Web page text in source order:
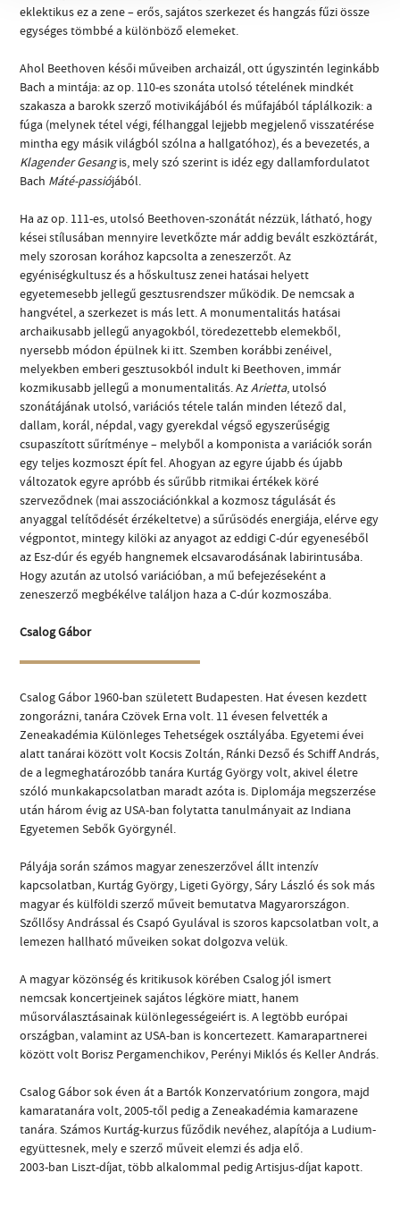
eklektikus ez a zene – erős, sajátos szerkezet és hangzás fűzi össze
egységes tömbbé a különböző elemeket.
Ahol Beethoven késői műveiben archaizál, ott úgyszintén leginkább
Bach a mintája: az op. 110-es szonáta utolsó tételének mindkét
szakasza a barokk szerző motivikájából és műfajából táplálkozik: a
fúga (melynek tétel végi, félhanggal lejjebb megjelenő visszatérése
mintha egy másik világból szólna a hallgatóhoz), és a bevezetés, a
Klagender Gesangis, mely szó szerint is idéz egy dallamfordulatot
Bach Máté-passiójából.
Ha az op. 111-es, utolsó Beethoven-szonátát nézzük, látható, hogy
kései stílusában mennyire levetkőzte már addig bevált eszköztárát,
mely szorosan korához kapcsolta a zeneszerzőt. Az
egyéniségkultusz és a hőskultusz zenei hatásai helyett
egyetemesebb jellegű gesztusrendszer működik. De nemcsak a
hangvétel, a szerkezet is más lett. A monumentalitás hatásai
archaikusabb jellegű anyagokból, töredezettebb elemekből,
nyersebb módon épülnek ki itt. Szemben korábbi zenéivel,
melyekben emberi gesztusokból indult ki Beethoven, immár
kozmikusabb jellegű a monumentalitás. AzArietta, utolsó
szonátájának utolsó, variációs tétele talán minden létező dal,
dallam, korál, népdal, vagy gyerekdal végső egyszerűségig
csupaszított sűrítménye – melyből a komponista a variációk során
egy teljes kozmoszt épít fel. Ahogyan az egyre újabb és újabb
változatok egyre apróbb és sűrűbb ritmikai értékek köré
szerveződnek (mai asszociációnkkal a kozmosz tágulását és
anyaggal telítődését érzékeltetve) a sűrűsödés energiája, elérve egy
végpontot, mintegy kilöki az anyagot az eddigi C-dúr egyeneséből
az Esz-dúr és egyéb hangnemek elcsavarodásának labirintusába.
Hogy azután az utolsó variációban, a mű befejezéseként a
zeneszerző megbékélve találjon haza a C-dúr kozmoszába.
Csalog Gábor
Csalog Gábor 1960-ban született Budapesten. Hat évesen kezdett
zongorázni, tanára Czövek Erna volt. 11 évesen felvették a
Zeneakadémia Különleges Tehetségek osztályába. Egyetemi évei
alatt tanárai között volt Kocsis Zoltán, Ránki Dezső és Schiff András,
de a legmeghatározóbb tanára Kurtág György volt, akivel életre
szóló munkakapcsolatban maradt azóta is. Diplomája megszerzése
után három évig az USA-ban folytatta tanulmányait az Indiana
Egyetemen Sebők Györgynél.
Pályája során számos magyar zeneszerzővel állt intenzív
kapcsolatban, Kurtág György, Ligeti György, Sáry László és sok más
magyar és külföldi szerző műveit bemutatva Magyarországon.
Szőllősy Andrással és Csapó Gyulával is szoros kapcsolatban volt, a
lemezen hallható műveiken sokat dolgozva velük.
A magyar közönség és kritikusok körében Csalog jól ismert
nemcsak koncertjeinek sajátos légköre miatt, hanem
műsorválasztásainak különlegességeiért is. A legtöbb európai
országban, valamint az USA-ban is koncertezett. Kamarapartnerei
között volt Borisz Pergamenchikov, Perényi Miklós és Keller András.
Csalog Gábor sok éven át a Bartók Konzervatórium zongora, majd
kamaratanára volt, 2005-től pedig a Zeneakadémia kamarazene
tanára. Számos Kurtág-kurzus fűződik nevéhez, alapítója a Ludium-
együttesnek, mely e szerző műveit elemzi és adja elő.
2003-ban Liszt-díjat, több alkalommal pedig Artisjus-díjat kapott.